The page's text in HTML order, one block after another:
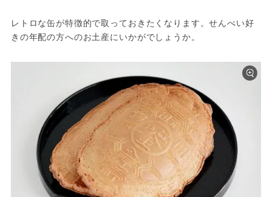
レトロな缶が特徴的で取っておきたくなります。せんべい好
きの年配の方へのお土産にいかがでしょうか。